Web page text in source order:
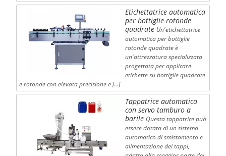
Etichettatrice automatica
per bottiglie rotonde
quadrate Un'etichettatrice
automatica per bottiglie
rotonde quadrate è
un'attrezzatura specializzata
progettata per applicare
etichette su bottiglie quadrate
e rotonde con elevata precisione e […]
Tappatrice automatica
con servo tamburo a
barile Questa tappatrice può
essere dotata di un sistema
automatico di smistamento e
alimentazione dei tappi,